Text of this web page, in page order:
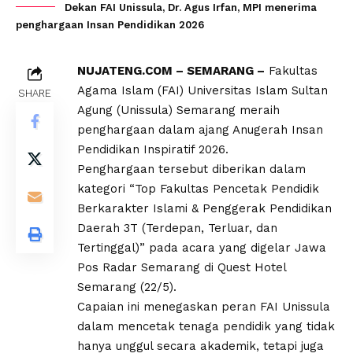
Dekan FAI Unissula, Dr. Agus Irfan, MPI menerima
penghargaan Insan Pendidikan 2026
SHARE
NUJATENG.COM – SEMARANG – Fakultas
Agama Islam (FAI) Universitas Islam Sultan
Agung (Unissula) Semarang meraih
penghargaan dalam ajang Anugerah Insan
Pendidikan Inspiratif 2026.
Penghargaan tersebut diberikan dalam
kategori “Top Fakultas Pencetak Pendidik
Berkarakter Islami & Penggerak Pendidikan
Daerah 3T (Terdepan, Terluar, dan
Tertinggal)” pada acara yang digelar Jawa
Pos Radar Semarang di Quest Hotel
Semarang (22/5).
Capaian ini menegaskan peran FAI Unissula
dalam mencetak tenaga pendidik yang tidak
hanya unggul secara akademik, tetapi juga